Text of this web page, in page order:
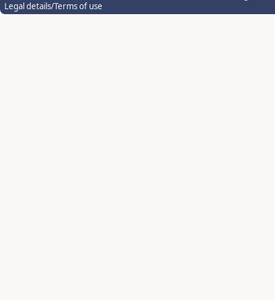
Legal details/Terms of use